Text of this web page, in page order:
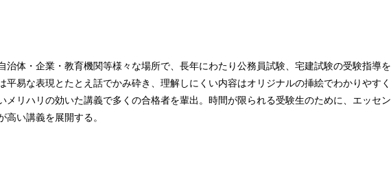
治体・企業・教育機関等様々な場所で、長年にわたり公務員試験、宅建試験の受験指導を
平易な表現とたとえ話でかみ砕き、理解しにくい内容はオリジナルの挿絵でわかりやすく
メリハリの効いた講義で多くの合格者を輩出。時間が限られる受験生のために、エッセン
高い講義を展開する。